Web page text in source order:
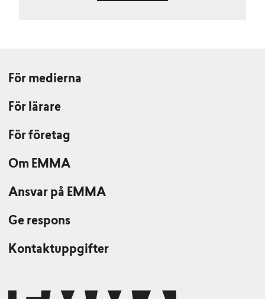
För medierna
För lärare
För företag
Om EMMA
Ansvar på EMMA
Ge respons
Kontaktuppgifter